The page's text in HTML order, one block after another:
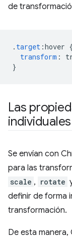
de
. target :hover {
transform :
}
Las
individuales
Se envían con
para las
scale , rotate
definir de forma
transformación.
De esta manera,